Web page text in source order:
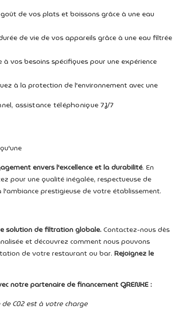
de vos plats et boissons grâce à une eau
de vie de vos appareils grâce à une eau filtrée
vos besoins spécifiques pour une expérience
à la protection de l'environnement avec une
assistance téléphonique 7J/7
envers l'excellence et la durabilité. En
pour une qualité inégalée, respectueuse de
prestigieuse de votre établissement.
solution de filtration globale.Contactez-nous dès
et découvrez comment nous pouvons
de votre restaurant ou bar. Rejoignez le
notre partenaire de financementGRENKE:
C02 est à votre charge